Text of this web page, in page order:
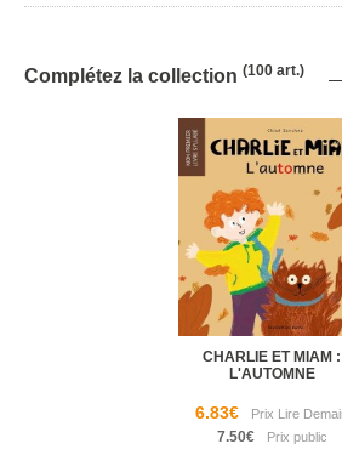
Complétez la collection (100 art.)
CHARLIE ET MIAM :
L'AUTOMNE
6.83€
7.50€